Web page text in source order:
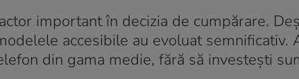
important în decizia de cumpărare.
accesibile au evoluat
din gama medie, fără să investești